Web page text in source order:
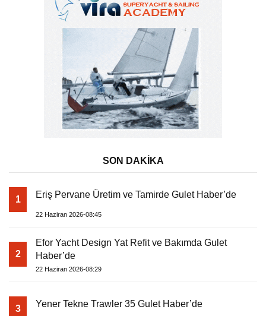
SON DAKİKA
1 Eriş Pervane Üretim ve Tamirde Gulet Haber’de
22 Haziran 2026-08:45
2
Efor Yacht Design Yat Refit ve Bakımda Gulet
Haber’de
22 Haziran 2026-08:29
3 Yener Tekne Trawler 35 Gulet Haber’de